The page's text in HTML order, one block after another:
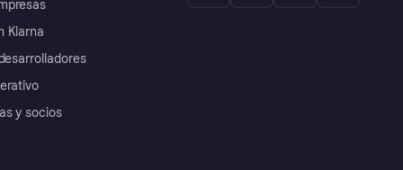
Klarna
y socios